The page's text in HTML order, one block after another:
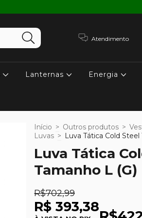
Atendimento
Lanternas Energia
Início > Outros produtos >
Luvas > Luva Tática Cold Steel
Luva Tática
Tamanho L (G)
R$702,99
R$ 393,38